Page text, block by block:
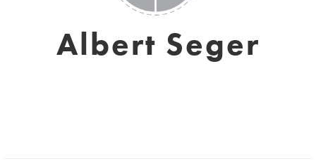
Albert Seger